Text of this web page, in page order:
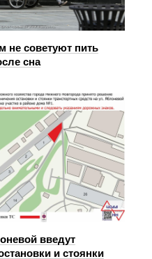
не советуют пить
сна
введут
и стоянки